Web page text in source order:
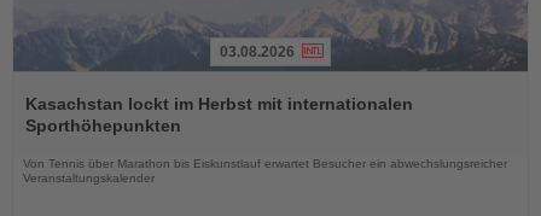
Sie
die
Nachrichten
03.08.2026
Kasachstan lockt im Herbst mit internationalen
Sporthöhepunkten
Von Tennis über Marathon bis Eiskunstlauf erwartet Besucher ein abwechslungsreicher
Veranstaltungskalender